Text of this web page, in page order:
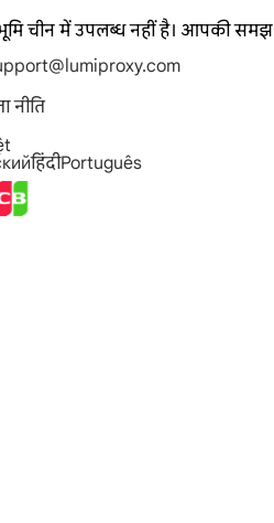
चीन में उपलब्ध नहीं है। आपकी समझ
नीति
हिंदीPortuguês